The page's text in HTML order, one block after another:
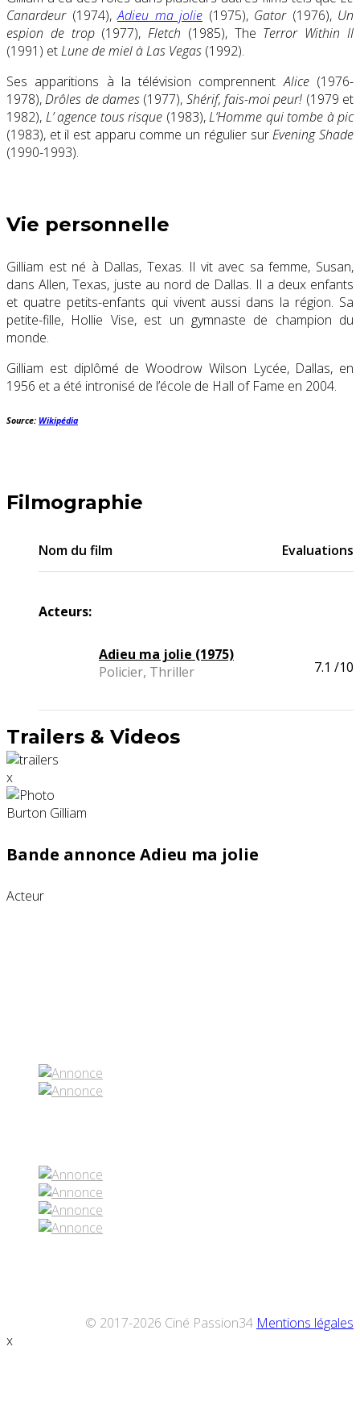
Canardeur(1974),Adieu ma jolie (1975), Gator(1976), Un
espion de trop(1977),Fletch (1985), The Terror Within II
(1991) etLune de miel à Las Vegas (1992).
Ses apparitions à la télévision comprennentAlice(1976-
1978),Drôles de dames (1977), Shérif, fais-moi peur! (1979 et
1982), L’ agence tous risque (1983),L’Homme qui tombe à pic
(1983), et il est apparu comme un régulier surEvening Shade
(1990-1993).
Vie personnelle
Gilliam est né à Dallas, Texas. Il vit avec sa femme, Susan,
dans Allen, Texas, juste au nord de Dallas. Il a deux enfants
et quatre petits-enfants qui vivent aussi dans la région. Sa
petite-fille, Hollie Vise, est un gymnaste de champion du
monde.
Gilliam est diplômé de Woodrow Wilson Lycée, Dallas, en
1956 et a été intronisé de l’école de Hall of Fame en 2004.
Source: Wikipédia
Filmographie
Nom du film Evaluations
Acteurs:
Adieu ma jolie (1975)
Policier, Thriller
7.1 /10
Trailers & Videos
x
Bande annonce Adieu ma jolie
Acteur
© 2017-2026 Ciné Passion34 Mentions légales
x